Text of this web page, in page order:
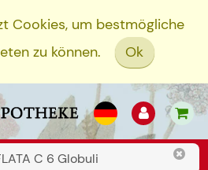
Cookies, um bestmögliche
zu können.
Ok